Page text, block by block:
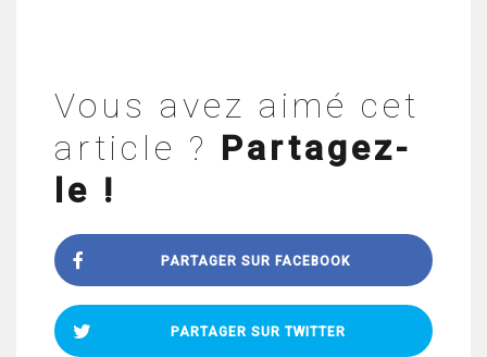
Vous avez aimé cet
article ? Partagez-
le !
PARTAGER SUR FACEBOOK
PARTAGER SUR TWITTER